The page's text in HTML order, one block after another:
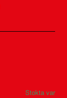
Stokta var